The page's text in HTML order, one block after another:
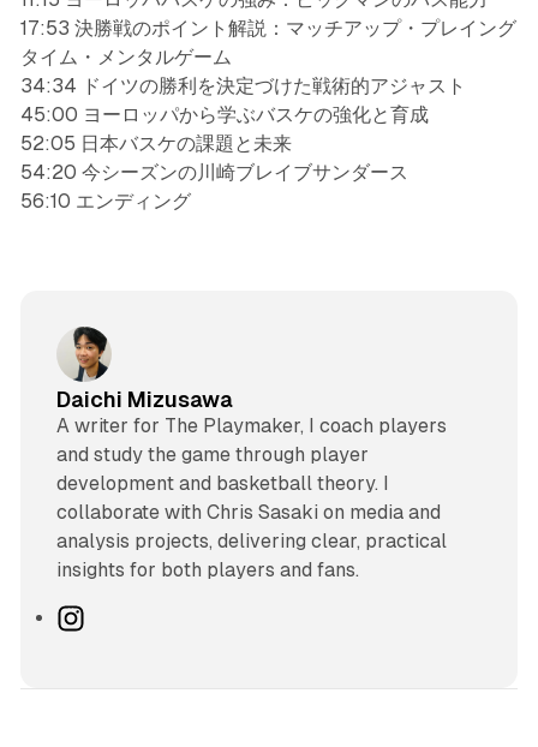
17:53 決勝戦のポイント解説：マッチアップ・プレイング
タイム・メンタルゲーム
34:34 ドイツの勝利を決定づけた戦術的アジャスト
45:00 ヨーロッパから学ぶバスケの強化と育成
52:05 日本バスケの課題と未来
54:20 今シーズンの川崎ブレイブサンダース
56:10 エンディング
Daichi Mizusawa
A writer for The Playmaker, I coach players
and study the game through player
development and basketball theory. I
collaborate with Chris Sasaki on media and
analysis projects, delivering clear, practical
insights for both players and fans.
I